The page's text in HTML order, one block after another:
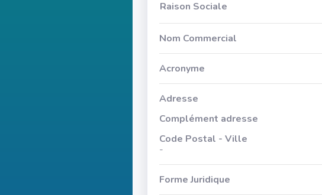
Raison Sociale
Nom Commercial
Acronyme
Adresse
Complément adresse
Code Postal - Ville
-
Forme Juridique